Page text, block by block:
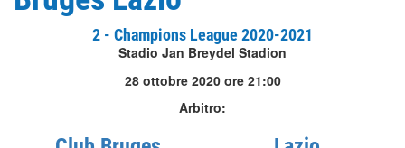
2 - Champions League 2020-2021
Stadio Jan Breydel Stadion
28 ottobre 2020 ore 21:00
Arbitro: